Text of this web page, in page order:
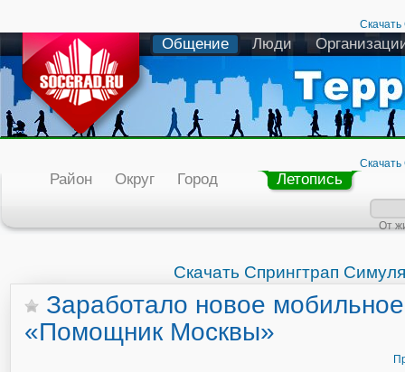
Общение Люди
Район Округ Город Летопись
От
Скачать Спрингтрап
Заработало новое
«Помощник Москвы»